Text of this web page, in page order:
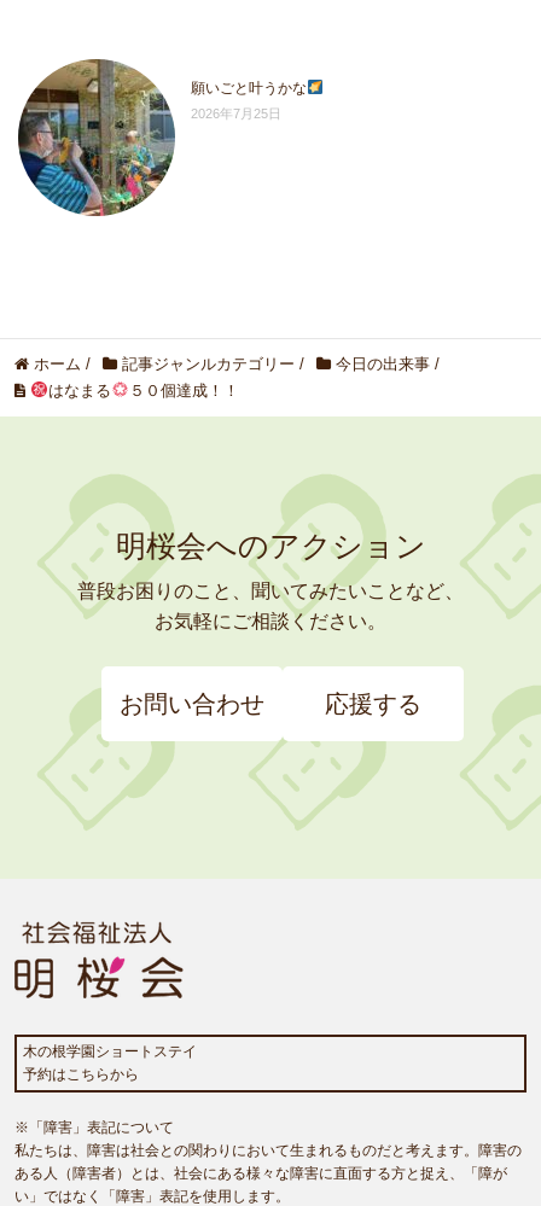
願いごと叶うかな
2026年7月25日
ホーム / 記事ジャンルカテゴリー / 今日の出来事 /
はなまる
５０個達成！！
明桜会へのアクション
普段お困りのこと、聞いてみたいことなど、
お気軽にご相談ください。
お問い合わせ 応援する
木の根学園ショートステイ
予約はこちらから
※「障害」表記について
私たちは、障害は社会との関わりにおいて生まれるものだと考えます。障害の
ある人（障害者）とは、社会にある様々な障害に直面する方と捉え、「障が
い」ではなく「障害」表記を使用します。